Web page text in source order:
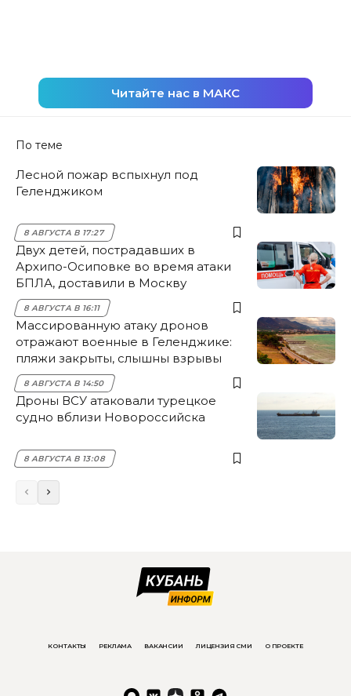
Читайте нас в МАКС
По теме
Лесной пожар вспыхнул под
Геленджиком
8 АВГУСТА В 17:27
Двух детей, пострадавших в
Архипо-Осиповке во время атаки
БПЛА, доставили в Москву
8 АВГУСТА В 16:11
Массированную атаку дронов
отражают военные в Геленджике:
пляжи закрыты, слышны взрывы
8 АВГУСТА В 14:50
Дроны ВСУ атаковали турецкое
судно вблизи Новороссийска
8 АВГУСТА В 13:08
КОНТАКТЫ РЕКЛАМА ВАКАНСИИ ЛИЦЕНЗИЯ СМИ О ПРОЕКТЕ